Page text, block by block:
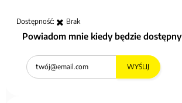
Dostępność: Brak
Powiadom mnie kiedy będzie dostępny
WYŚLIJ